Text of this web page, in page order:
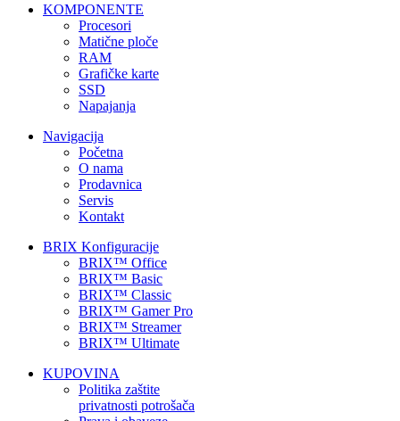
KOMPONENTE
Procesori
Matične ploče
RAM
Grafičke karte
SSD
Napajanja
Navigacija
Početna
O nama
Prodavnica
Servis
Kontakt
BRIX Konfiguracije
BRIX™ Office
BRIX™ Basic
BRIX™ Classic
BRIX™ Gamer Pro
BRIX™ Streamer
BRIX™ Ultimate
KUPOVINA
Politika zaštite
privatnosti potrošača